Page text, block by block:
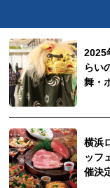
2025
らい
舞・
横浜
ッフ
催決